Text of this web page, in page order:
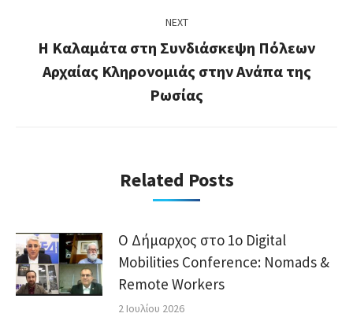
NEXT
Next
post:
Η Καλαμάτα στη Συνδιάσκεψη Πόλεων
Αρχαίας Κληρονομιάς στην Ανάπα της
Ρωσίας
Related Posts
Ο Δήμαρχος στο 1ο Digital
Mobilities Conference: Nomads &
Remote Workers
2 Ιουλίου 2026